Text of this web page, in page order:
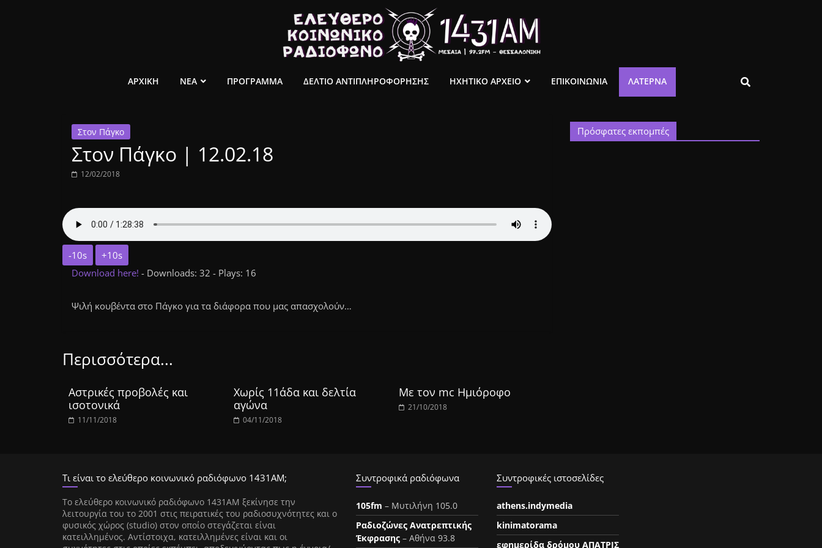
ελεύθερο
κοινωνικό
ραδιόφωνο
1431AM
ΑΡΧΙΚΗ ΝΕΑ ΠΡΟΓΡΑΜΜΑ ΔΕΛΤΙΟ ΑΝΤΙΠΛΗΡΟΦΟΡΗΣΗΣ ΗΧΗΤΙΚΟ ΑΡΧΕΙΟ ΕΠΙΚΟΙΝΩΝΙΑ ΛΑΤΈΡΝΑ
Στον Πάγκο
Στον Πάγκο | 12.02.18
12/02/2018
-10s
+10s
Download here! - Downloads: 32 - Plays: 16
Ψιλή κουβέντα στο Πάγκο για τα διάφορα που μας απασχολούν…
Περισσότερα...
Αστρικές προβολές και
ισοτονικά
11/11/2018
Χωρίς 11άδα και δελτία
αγώνα
04/11/2018
Με τον mc Ημιόροφο
21/10/2018
Πρόσφατες εκπομπές
Τι είναι το ελεύθερο κοινωνικό ραδιόφωνο 1431ΑΜ;
Tο ελεύθερο κοινωνικό ραδιόφωνο 1431AM ξεκίνησε την
λειτουργία του το 2001 στις πειρατικές του ραδιοσυχνότητες και ο
φυσικός χώρος (studio) στον οποίο στεγάζεται είναι
κατειλλημένος. Αντίστοιχα, κατειλλημένες είναι και οι
Συντροφικά ραδιόφωνα
105fm – Μυτιλήνη 105.0
Ραδιοζώνες Ανατρεπτικής
Έκφρασης – Αθήνα 93.8
Συντροφικές ιστοσελίδες
athens.indymedia
kinimatorama
εφημερίδα δρόμου ΑΠΑΤΡΙΣ